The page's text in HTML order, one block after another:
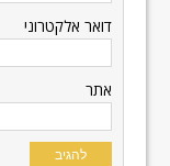
דואר אלקטרוני
אתר